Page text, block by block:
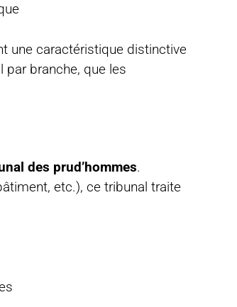
une caractéristique distinctive
branche, que les
des prud’hommes.
etc.), ce tribunal traite